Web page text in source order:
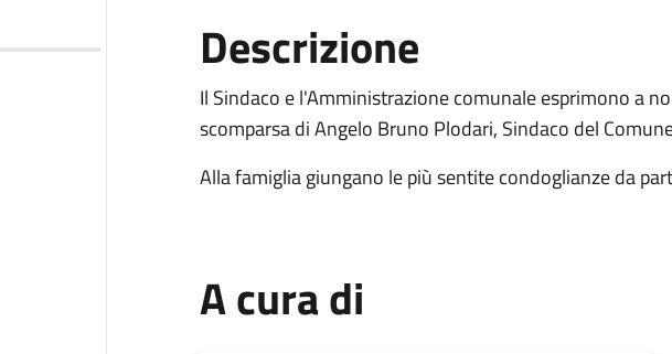
Descrizione
Il Sindaco e l'Amministrazione comunale esprimono a
scomparsa di Angelo Bruno Plodari, Sindaco del
Alla famiglia giungano le più sentite condoglianze da
A cura di